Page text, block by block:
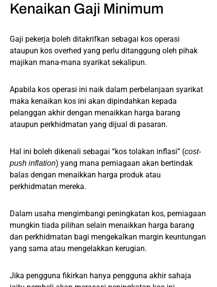
Kenaikan Gaji Minimum
Gaji pekerja boleh ditakrifkan sebagai kos operasi
ataupun kos overhed yang perlu ditanggung oleh pihak
majikan mana-mana syarikat sekalipun.
Apabila kos operasi ini naik dalam perbelanjaan syarikat
maka kenaikan kos ini akan dipindahkan kepada
pelanggan akhir dengan menaikkan harga barang
ataupun perkhidmatan yang dijual di pasaran.
Hal ini boleh dikenali sebagai “kos tolakan inflasi” (cost-
push inflation) yang mana perniagaan akan bertindak
balas dengan menaikkan harga produk atau
perkhidmatan mereka.
Dalam usaha mengimbangi peningkatan kos, perniagaan
mungkin tiada pilihan selain menaikkan harga barang
dan perkhidmatan bagi mengekalkan margin keuntungan
yang sama atau mengelakkan kerugian.
Jika pengguna fikirkan hanya pengguna akhir sahaja